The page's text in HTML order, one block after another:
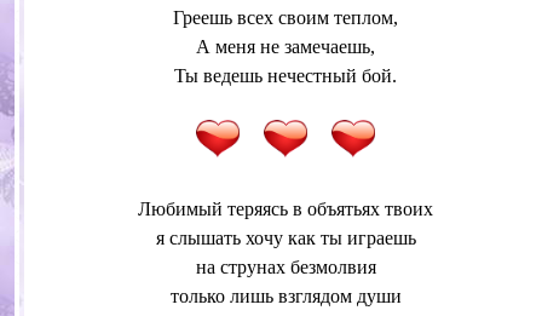
Греешь всех своим теплом,
А меня не замечаешь,
Ты ведешь нечестный бой.
Любимый теряясь в объятьях твоих
я слышать хочу как ты играешь
на струнах безмолвия
только лишь взглядом души